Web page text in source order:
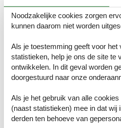
genieten van het fijne zandstrand
Attracties zoals Legoland, het
stad van Denemarken) liggen
Slaapkamer, 2 personen
Stapelbed
Slaapkamer, 2 personen
Slaapkamer, 2 personen
Tweepersoonsbed
Noodzakelijke cookies zorgen
kunnen daarom niet worden
Als je toestemming geeft voor het
statistieken, help je ons de site te
ontwikkelen. In dit geval worden
doorgestuurd naar onze
Als je het gebruik van alle
(naast statistieken) mee in dat wij
derden ten behoeve van